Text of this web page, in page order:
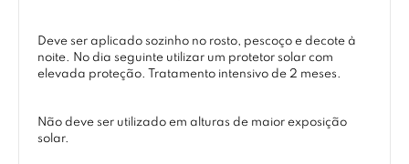
Deve ser aplicado sozinho no rosto, pescoço e decote à
noite. No dia seguinte utilizar um protetor solar com
elevada proteção. Tratamento intensivo de 2 meses.
Não deve ser utilizado em alturas de maior exposição
solar.